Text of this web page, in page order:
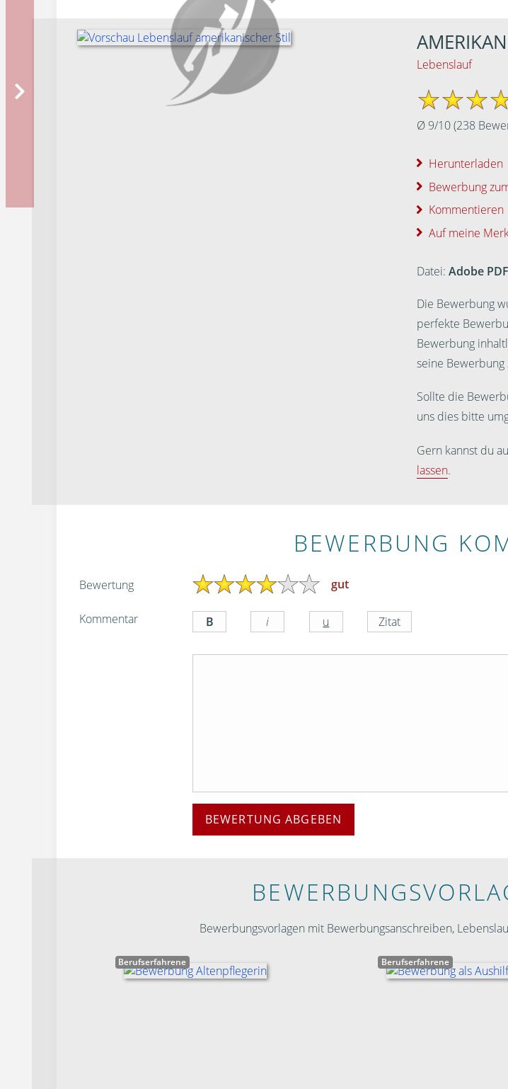
Lebenslauf
Ø 9/10(238
Herunterladen
Bewerbung
Kommentieren
Auf meine
Datei: Adobe PDF
Die Bewerbung
perfekte
Bewerbung
seine Bewerbung
Sollte die
uns dies bitte
Gern kannst du
lassen.
BEWERBUNG
Bewertung gut
Kommentar
BEWERTUNG ABGEBEN
Bewerbungsvorlagen mit Bewerbungsanschreiben,
Berufserfahrene Berufserfahrene